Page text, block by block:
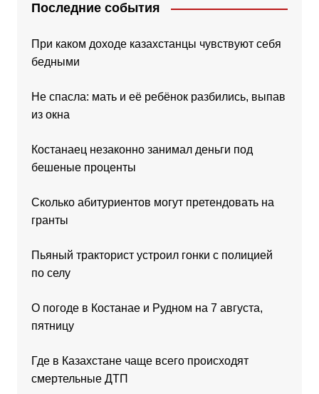
Последние события
При каком доходе казахстанцы чувствуют себя
бедными
Не спасла: мать и её ребёнок разбились, выпав
из окна
Костанаец незаконно занимал деньги под
бешеные проценты
Сколько абитуриентов могут претендовать на
гранты
Пьяный тракторист устроил гонки с полицией
по селу
О погоде в Костанае и Рудном на 7 августа,
пятницу
Где в Казахстане чаще всего происходят
смертельные ДТП